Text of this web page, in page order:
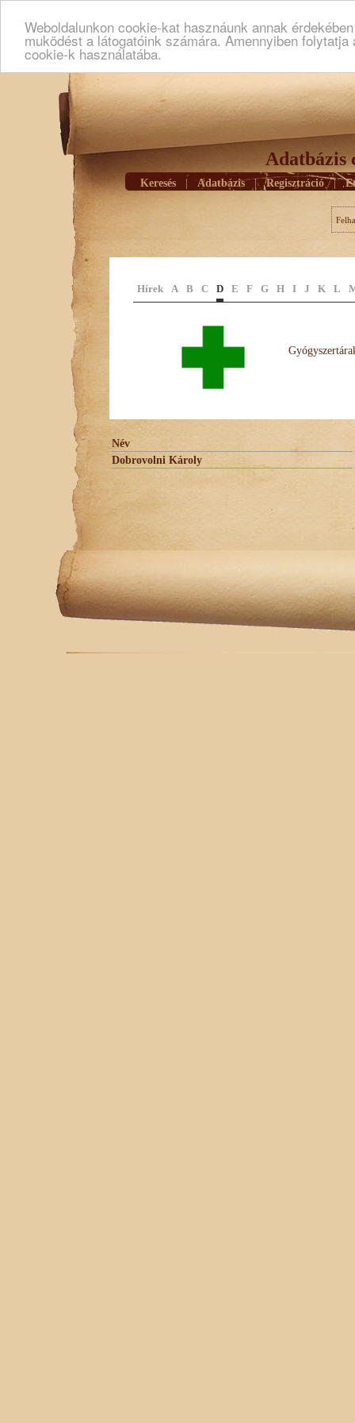
Weboldalunkon cookie-kat hasznáunk annak
muködést a látogatóink számára. Amennyiben
cookie-k használatába.
Adatbázis
Keresés Adatbázis | Regisztráció |
Hírek A B C D E F G H I J K L
Név
Dobrovolni Károly